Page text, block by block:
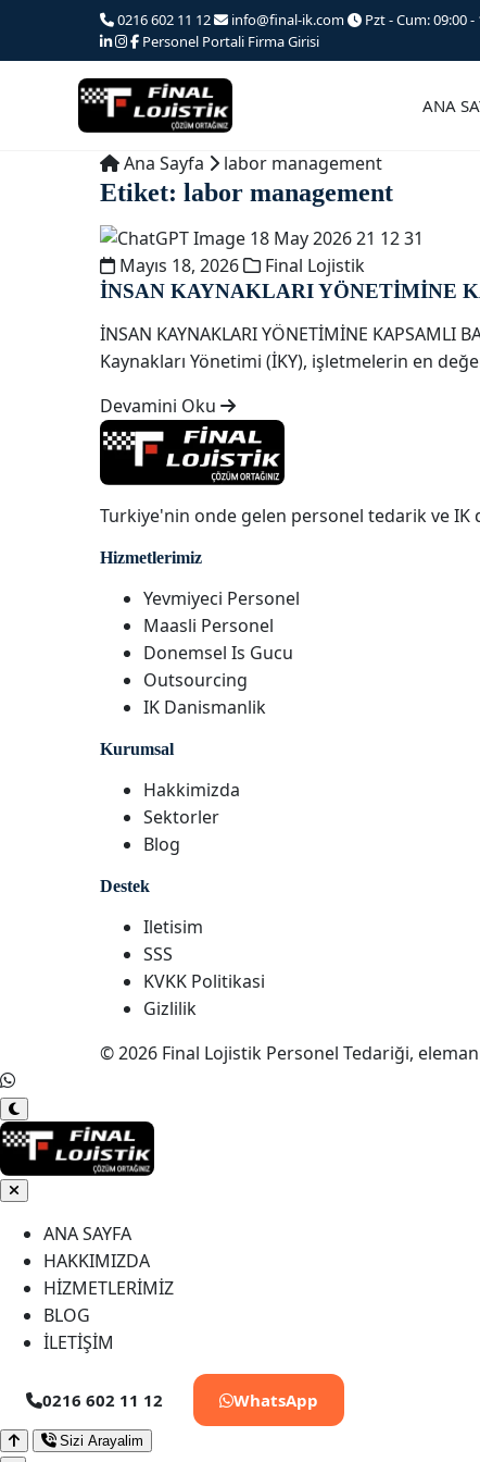
atla
0216 602 11 12 info@final-ik.com
Pzt - Cum: 09:00 -
Personel Portali Firma Girisi
ANA
Ana Sayfa labor management
Etiket: labor management
Mayıs 18, 2026 Final Lojistik
İNSAN KAYNAKLARI YÖNETİMİNE
İNSAN KAYNAKLARI YÖNETİMİNE KAPSAMLI
Kaynakları Yönetimi (İKY), işletmelerin en
Devamini Oku
Turkiye'nin onde gelen personel tedarik ve IK
Hizmetlerimiz
Yevmiyeci Personel
Maasli Personel
Donemsel Is Gucu
Outsourcing
IK Danismanlik
Kurumsal
Hakkimizda
Sektorler
Blog
Destek
Iletisim
SSS
KVKK Politikasi
Gizlilik
© 2026 Final Lojistik Personel Tedariği,
ANA SAYFA
HAKKIMIZDA
HİZMETLERİMİZ
BLOG
İLETİŞİM
0216 602 11 12 WhatsApp
Sizi Arayalim